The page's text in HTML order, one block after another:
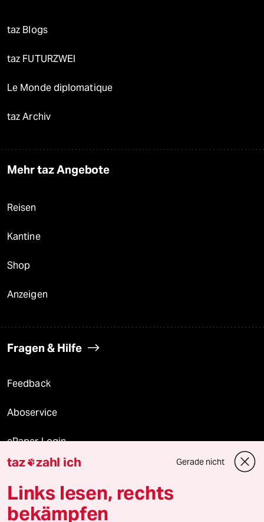
taz Blogs
taz FUTURZWEI
Le Monde diplomatique
taz Archiv
Mehr taz Angebote
Reisen
Kantine
Shop
Anzeigen
Fragen & Hilfe
Feedback
Aboservice
ePaper Login
Downloads für Abonnierende
taz zahl ich Gerade nicht
Links lesen, rechts
bekämpfen